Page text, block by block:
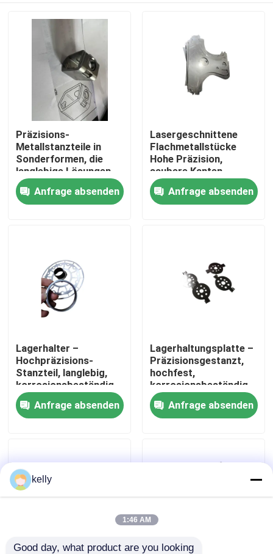
Haus
Videos
VR Show
Über uns
Fabrik-Ausflug
Treten Sie mit uns in Verbindung
Fälle
Präzisions-
Metallstanzteile in
Sonderformen, die
langlebige Lösungen
für Automobil,
Elektronik, Medizin
und Industrie bieten
Anfrage absenden
Lasergeschnittene
Flachmetallstücke ️
Hohe Präzision,
saubere Kanten,
anpassbar, langlebig
Anfrage absenden
Lagerhalter –
Hochpräzisions-
Stanzteil, langlebig,
korrosionsbeständig,
anpassbar
Anfrage absenden
Lagerhaltungsplatte –
Präzisionsgestanzt,
hochfest,
korrosionsbeständig,
kundenspezifisch OEM
Anfrage absenden
kelly
1:46 AM
Good day, what product are you looking